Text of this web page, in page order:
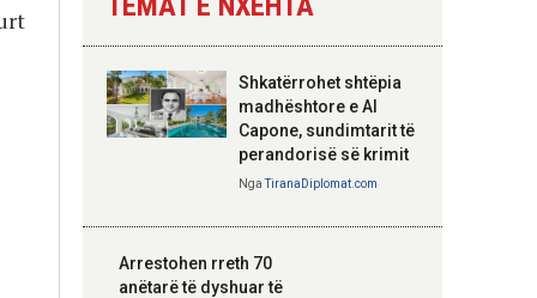
Hoxha takim me
zyrtarë të lartë të
DASH: Angazhim i
përbashkët për
strategjik
Shkatërrohet shtëpia
madhështore e Al
Capone, sundimtarit të
perandorisë së krimit
NgaTiranaDiplomat.com
Arrestohen rreth 70
anëtarë të dyshuar të